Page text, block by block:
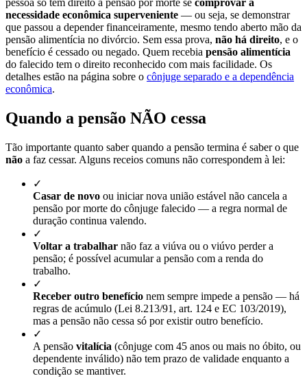
pessoa só tem direito à pensão por morte se comprovar a
necessidade econômica superveniente — ou seja, se demonstrar
que passou a depender financeiramente, mesmo tendo aberto mão da
pensão alimentícia no divórcio. Sem essa prova, não há direito, e o
benefício é cessado ou negado. Quem recebia pensão alimentícia
do falecido tem o direito reconhecido com mais facilidade. Os
detalhes estão na página sobre o cônjuge separado e a dependência
econômica.
Quando a pensão NÃO cessa
Tão importante quanto saber quando a pensão termina é saber o que
não a faz cessar. Alguns receios comuns não correspondem à lei:
✓
Casar de novo ou iniciar nova união estável não cancela a
pensão por morte do cônjuge falecido — a regra normal de
duração continua valendo.
✓
Voltar a trabalhar não faz a viúva ou o viúvo perder a
pensão; é possível acumular a pensão com a renda do
trabalho.
✓
Receber outro benefício nem sempre impede a pensão — há
regras de acúmulo (Lei 8.213/91, art. 124 e EC 103/2019),
mas a pensão não cessa só por existir outro benefício.
✓
A pensão vitalícia (cônjuge com 45 anos ou mais no óbito, ou
dependente inválido) não tem prazo de validade enquanto a
condição se mantiver.